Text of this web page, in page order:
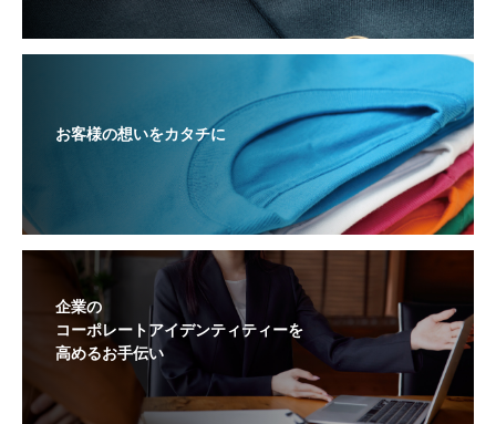
お客様の想いをカタチに
企業の
コーポレートアイデンティティーを
高めるお手伝い